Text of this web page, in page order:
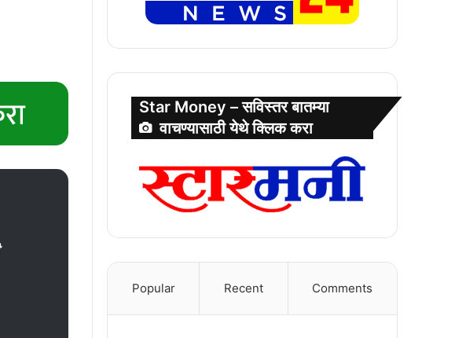
Star Money – सविस्तर बातम्या
वाचण्यासाठी येथे क्लिक करा
Popular Recent Comments